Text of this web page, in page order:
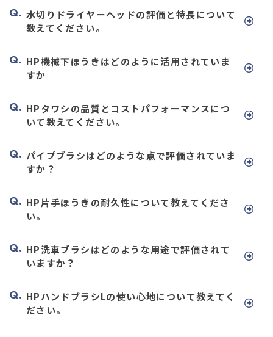
水切りドライヤーヘッドの評価と特長について
教えてください。
HP機械下ほうきはどのように活用されていま
すか
HPタワシの品質とコストパフォーマンスにつ
いて教えてください。
パイプブラシはどのような点で評価されていま
すか？
HP片手ほうきの耐久性について教えてくださ
い。
HP洗車ブラシはどのような用途で評価されて
いますか？
HPハンドブラシLの使い心地について教えてく
ださい。